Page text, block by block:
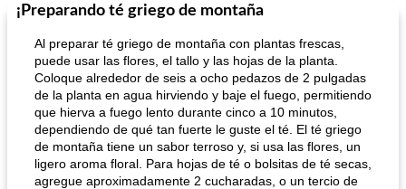
¡Preparando té griego de montaña
Al preparar té griego de montaña con plantas frescas,
puede usar las flores, el tallo y las hojas de la planta.
Coloque alrededor de seis a ocho pedazos de 2 pulgadas
de la planta en agua hirviendo y baje el fuego, permitiendo
que hierva a fuego lento durante cinco a 10 minutos,
dependiendo de qué tan fuerte le guste el té. El té griego
de montaña tiene un sabor terroso y, si usa las flores, un
ligero aroma floral. Para hojas de té o bolsitas de té secas,
agregue aproximadamente 2 cucharadas, o un tercio de